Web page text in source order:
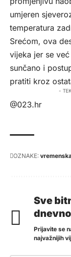
umjeren
temperatura
Srećom, ova
vijeka jer se
sunčano i
pratiti kroz
-
@023.hr
OZNAKE:
Sve
Prijavite se
najvažnijih